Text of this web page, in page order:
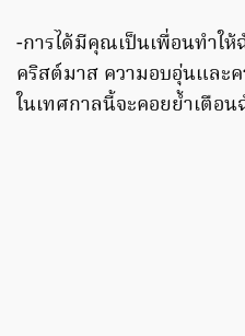
-การได้มีคุณเป็นเพื่อนทำใ
คริสต์มาส ความอบอุ่นและ
ในเทศกาลนี้จะคอยย้ำเตือ